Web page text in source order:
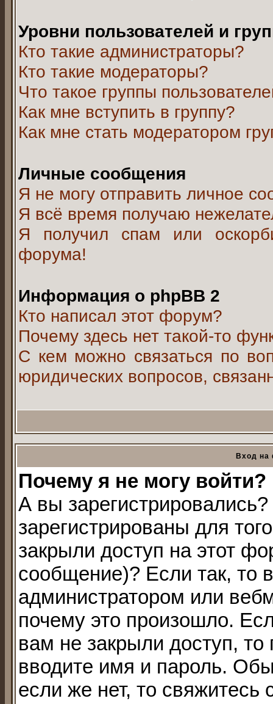
Уровни пользователей и
Кто такие администраторы?
Кто такие модераторы?
Что такое группы
Как мне вступить в группу?
Как мне стать модератором
Личные сообщения
Я не могу отправить личное
Я всё время получаю
Я получил спам или
форума!
Информация о phpBB 2
Кто написал этот форум?
Почему здесь нет такой-то
С кем можно связаться по
юридических вопросов,
Вход на
Почему я не могу войти?
А вы
зарегистрированы для
закрыли доступ на этот
сообщение)? Если так, то
администратором или
почему это произошло.
вам не закрыли доступ,
вводите имя и пароль.
если же нет, то